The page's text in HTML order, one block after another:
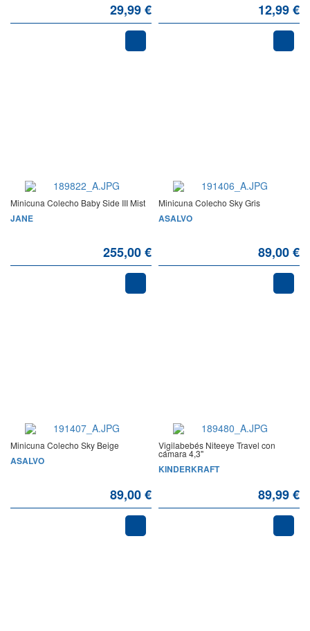
29,99 € 12,99 €
Minicuna Colecho Baby Side III Mist
JANE
255,00 €
Minicuna Colecho Sky Gris
ASALVO
89,00 €
Minicuna Colecho Sky Beige
ASALVO
89,00 €
Vigilabebés Niteeye Travel con
cámara 4,3"
KINDERKRAFT
89,99 €